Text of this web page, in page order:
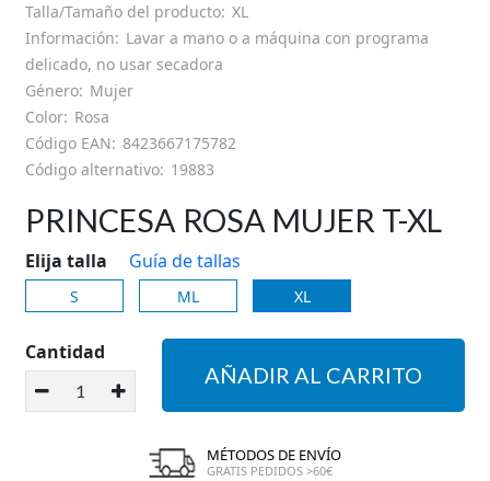
GUÍA DE TALLAS
SOBRE NOSOTROS
MI CUENTA
Talla/Tamaño del producto: XL
Información: Lavar a mano o a máquina con programa
delicado, no usar secadora
Género: Mujer
Color: Rosa
Código EAN: 8423667175782
Código alternativo: 19883
PRINCESA ROSA MUJER T-XL
Elija talla Guía de tallas
S ML XL
Cantidad
AÑADIR AL CARRITO
MÉTODOS DE ENVÍO
GRATIS PEDIDOS >60€